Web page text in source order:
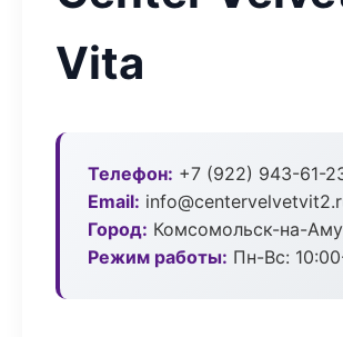
Vita
Телефон: +7 (922) 943-61-
Email:
Город: Комсомольск-на-
Режим работы: Пн-Вс: